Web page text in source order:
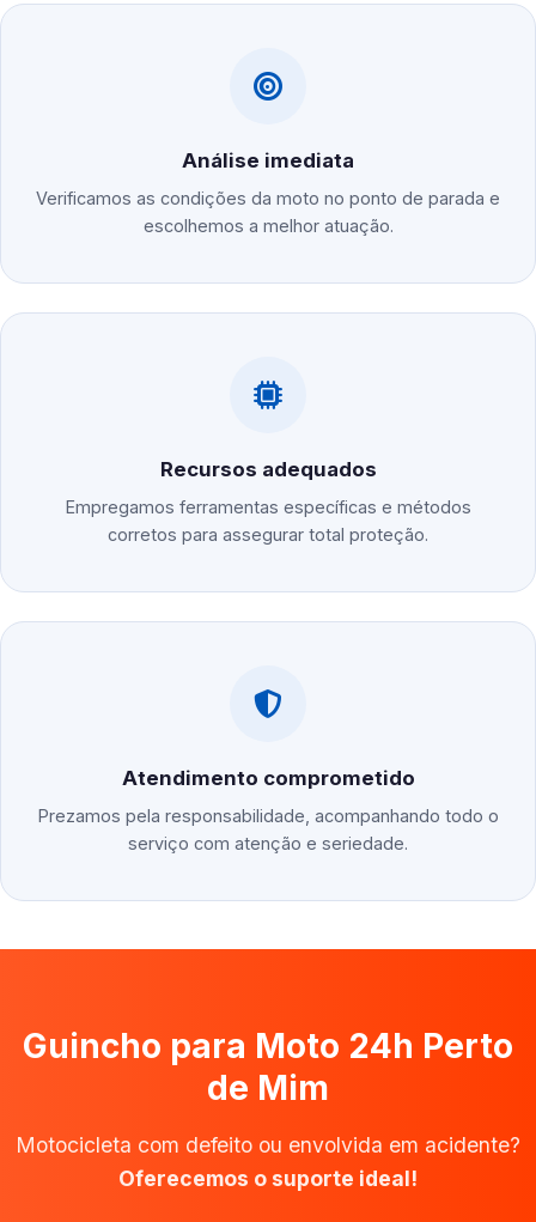
Análise imediata
Verificamos as condições da moto no ponto de parada e
escolhemos a melhor atuação.
Recursos adequados
Empregamos ferramentas específicas e métodos
corretos para assegurar total proteção.
Atendimento comprometido
Prezamos pela responsabilidade, acompanhando todo o
serviço com atenção e seriedade.
Guincho para Moto 24h Perto
de Mim
Motocicleta com defeito ou envolvida em acidente?
Oferecemos o suporte ideal!